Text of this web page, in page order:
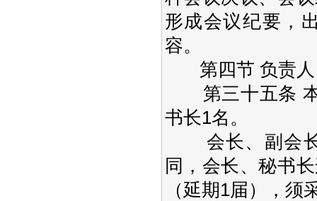
形成会议纪要，
容。
第四节 负责人
第三十五条 本
书长1名。
会长、副会长
同，会长、秘书
（延期1届），